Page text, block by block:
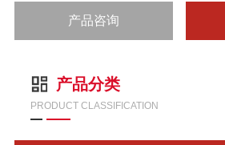
产品咨询
产品分类
PRODUCT CLASSIFICATION